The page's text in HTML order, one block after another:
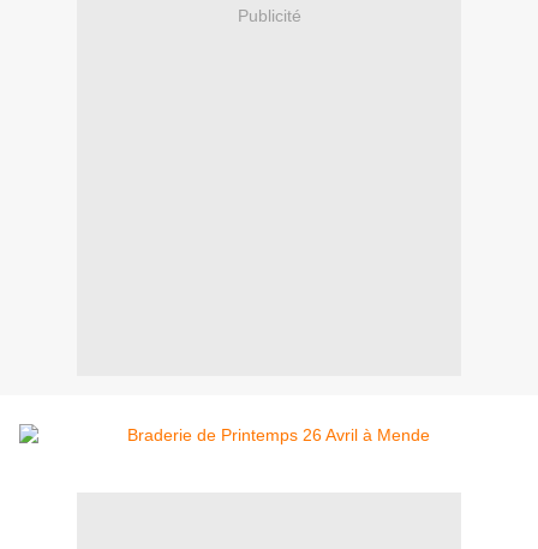
Publicité